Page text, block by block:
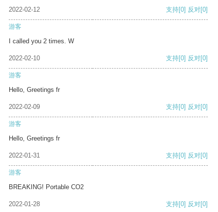
2022-02-12 支持[0] 反对[0]
游客
I called you 2 times. W
2022-02-10 支持[0] 反对[0]
游客
Hello, Greetings fr
2022-02-09 支持[0] 反对[0]
游客
Hello, Greetings fr
2022-01-31 支持[0] 反对[0]
游客
BREAKING! Portable CO2
2022-01-28 支持[0] 反对[0]